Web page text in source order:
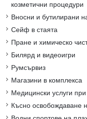
козметични процедури
Вносни и бутилирани
Сейф в стаята
Пране и химическо
Билярд и видеоигри
Румсървиз
Магазини в комплекса
Медицински услуги
Късно освобождаване